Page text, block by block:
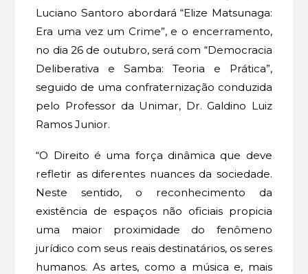
Luciano Santoro abordará “Elize Matsunaga:
Era uma vez um Crime”, e o encerramento,
no dia 26 de outubro, será com “Democracia
Deliberativa e Samba: Teoria e Prática”,
seguido de uma confraternização conduzida
pelo Professor da Unimar, Dr. Galdino Luiz
Ramos Junior.
“O Direito é uma força dinâmica que deve
refletir as diferentes nuances da sociedade.
Neste sentido, o reconhecimento da
existência de espaços não oficiais propicia
uma maior proximidade do fenômeno
jurídico com seus reais destinatários, os seres
humanos. As artes, como a música e, mais